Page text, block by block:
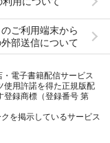
ご利用端末から
部送信について
電子書籍配信サービス
使用許諾を得た正規版配
登録商標（登録番号 第
を掲示しているサービス